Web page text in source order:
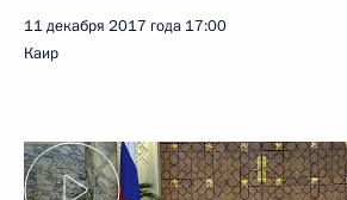
11 декабря 2017 года 17:00
Каир